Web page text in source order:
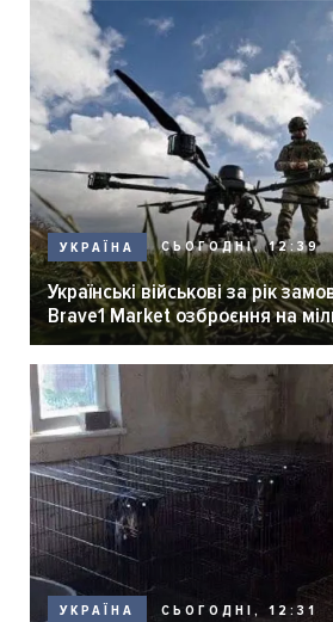
УКРАЇНА СЬОГОДНІ, 12:39
Українські військові за рік
Brave1 Market озброєння на
УКРАЇНА СЬОГОДНІ, 12:31